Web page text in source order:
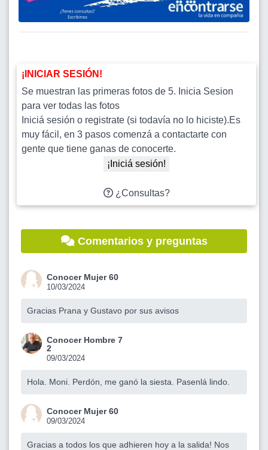
¡INICIAR SESIÓN!
Se muestran las primeras fotos de 5. Inicia Sesion
para ver todas las fotos
Iniciá sesión o registrate (si todavía no lo hiciste).Es
muy fácil, en 3 pasos comenzá a contactarte con
gente que tiene ganas de conocerte.
¡Iniciá sesión!
¿Consultas?
Comentarios y preguntas
Conocer Mujer 60
10/03/2024
Gracias Prana y Gustavo por sus avisos
Conocer Hombre 7
2
09/03/2024
Hola. Moni. Perdón, me ganó la siesta. Pasenlá lindo.
Conocer Mujer 60
09/03/2024
Gracias a todos los que adhieren hoy a la salida! Nos